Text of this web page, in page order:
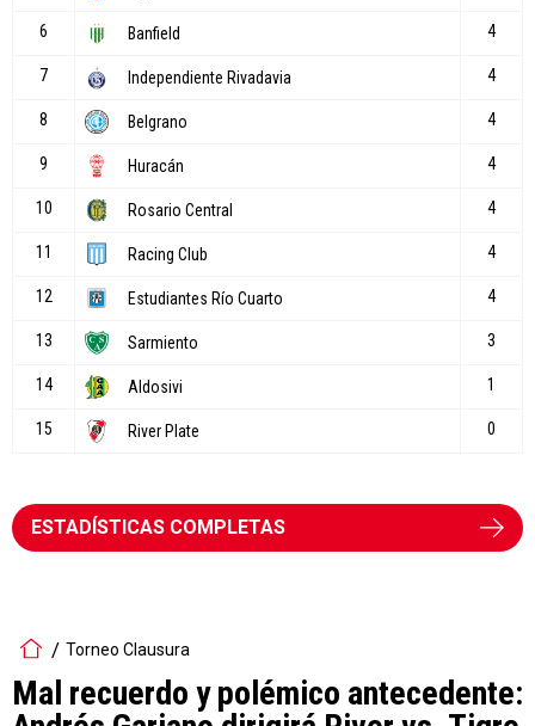
ESTADÍSTICAS COMPLETAS
Torneo Clausura
Mal recuerdo y polémico antecedente: